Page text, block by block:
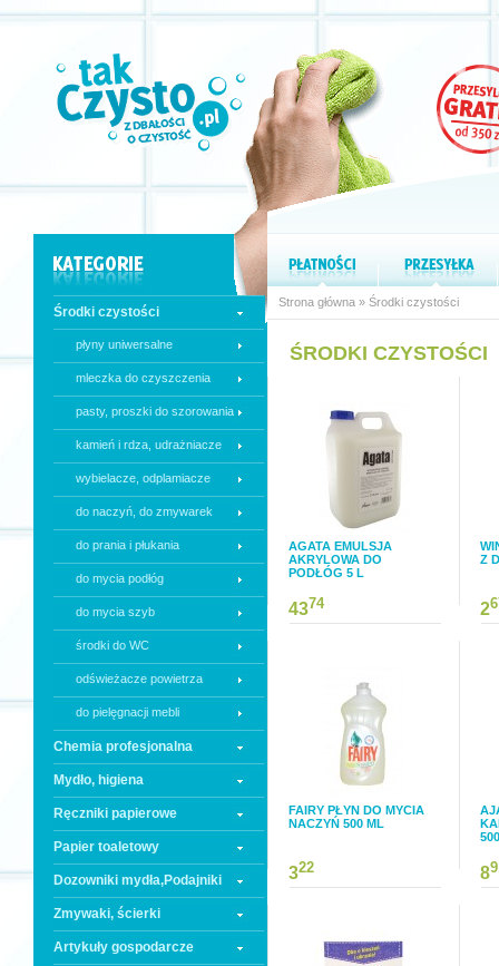
Środki czystości
płyny uniwersalne
mleczka do czyszczenia
pasty, proszki do szorowania
kamień i rdza, udrażniacze
wybielacze, odplamiacze
do naczyń, do zmywarek
do prania i płukania
do mycia podłóg
do mycia szyb
środki do WC
odświeżacze powietrza
do pielęgnacji mebli
Chemia profesjonalna
Mydło, higiena
Ręczniki papierowe
Papier toaletowy
Dozowniki mydła,Podajniki
Zmywaki, ścierki
Artykuły gospodarcze
Strona główna » Środki czystości
ŚRODKI CZYSTOŚCI
AGATA EMULSJA
AKRYLOWA DO
PODŁÓG 5 L
4374
Z
2
FAIRY PŁYN DO MYCIA
NACZYŃ 500 ML
322 8